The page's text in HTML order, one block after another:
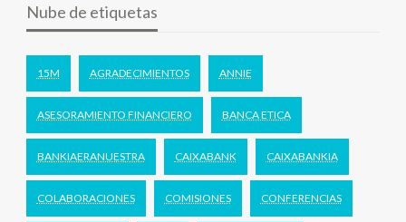
Nube de etiquetas
15M AGRADECIMIENTOS ANNIE
ASESORAMIENTO FINANCIERO BANCA ETICA
BANKIAERANUESTRA CAIXABANK CAIXABANKIA
COLABORACIONES COMISIONES CONFERENCIAS